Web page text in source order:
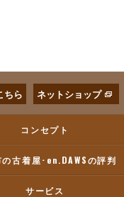
ちら ネットショップ
コンセプト
古着屋･en.DAWSの評判
サービス